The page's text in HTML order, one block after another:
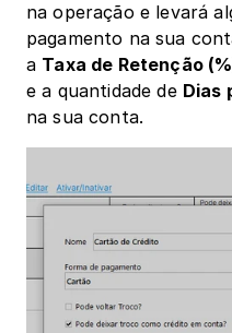
na operação e levará
pagamento na sua
a Taxa de Retenção
e a quantidade de Dias
na sua conta.